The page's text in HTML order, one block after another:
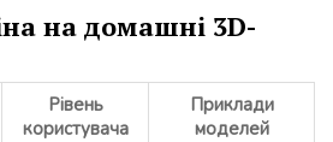
на домашні 3D-
Рівень
користувача
Приклади
моделей